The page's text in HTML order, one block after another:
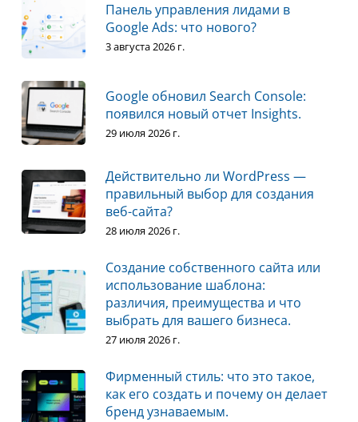
Панель управления лидами в
Google Ads: что нового?
3 августа 2026 г.
Google обновил Search Console:
появился новый отчет Insights.
29 июля 2026 г.
Действительно ли WordPress —
правильный выбор для создания
веб-сайта?
28 июля 2026 г.
Создание собственного сайта или
использование шаблона:
различия, преимущества и что
выбрать для вашего бизнеса.
27 июля 2026 г.
Фирменный стиль: что это такое,
как его создать и почему он делает
бренд узнаваемым.